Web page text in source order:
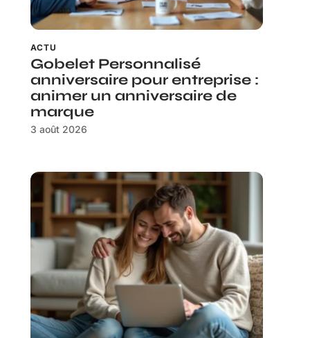
ACTU
Gobelet Personnalisé
anniversaire pour entreprise :
animer un anniversaire de
marque
3 août 2026